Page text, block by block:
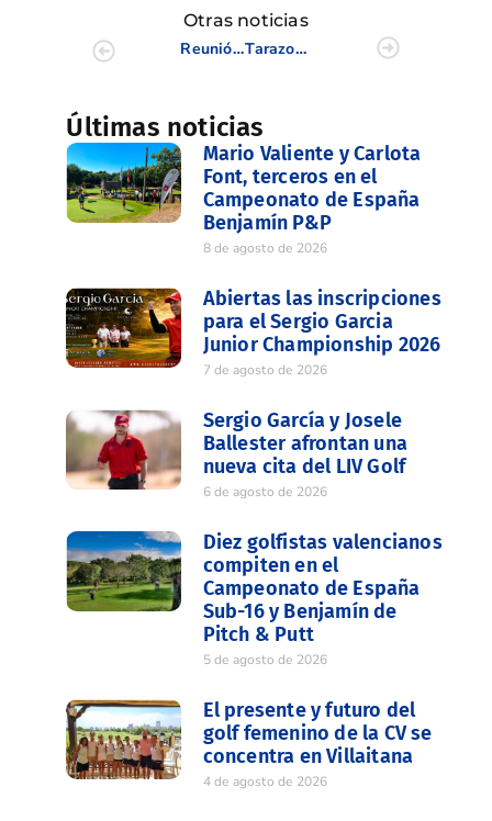
Otras noticias
Reunión de Presidentes de Federaciones Autonómicas de Golf en la RFEG
Tarazona finaliza en la quinta plaza en el Puntuable Nacional Senior celebrado en El Bosque
Últimas noticias
Mario Valiente y Carlota
Font, terceros en el
Campeonato de España
Benjamín P&P
8 de agosto de 2026
Abiertas las inscripciones
para el Sergio Garcia
Junior Championship 2026
7 de agosto de 2026
Sergio García y Josele
Ballester afrontan una
nueva cita del LIV Golf
6 de agosto de 2026
Diez golfistas valencianos
compiten en el
Campeonato de España
Sub-16 y Benjamín de
Pitch & Putt
5 de agosto de 2026
El presente y futuro del
golf femenino de la CV se
concentra en Villaitana
4 de agosto de 2026